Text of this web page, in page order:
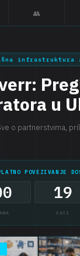
👥
infrastruktura
u
o partnerstvima,
POVEZIVANJE
19
SATI